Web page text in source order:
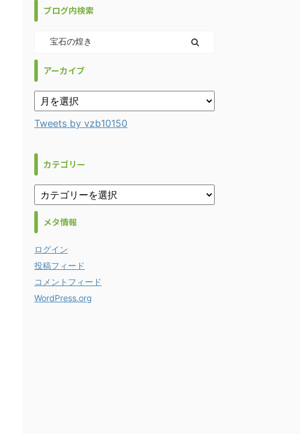
ブログ内検索
アーカイブ
Tweets by vzb10150
カテゴリー
メタ情報
ログイン
投稿フィード
コメントフィード
WordPress.org